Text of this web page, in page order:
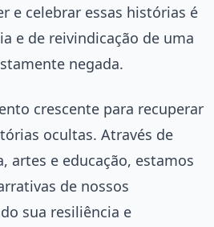
e celebrar essas histórias é
e de reivindicação de uma
negada.
crescente para recuperar
ocultas. Através de
artes e educação, estamos
de nossos
sua resiliência e